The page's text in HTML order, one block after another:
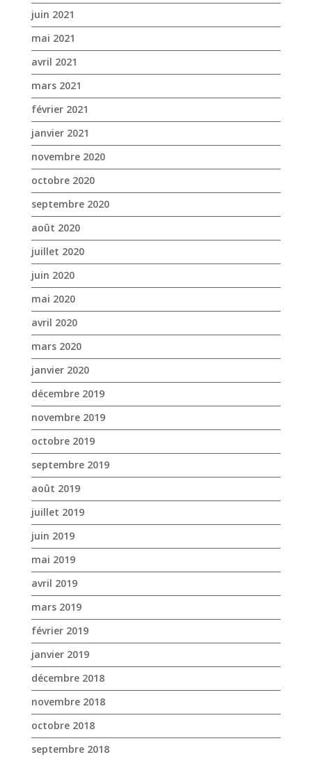
juin 2021
mai 2021
avril 2021
mars 2021
février 2021
janvier 2021
novembre 2020
octobre 2020
septembre 2020
août 2020
juillet 2020
juin 2020
mai 2020
avril 2020
mars 2020
janvier 2020
décembre 2019
novembre 2019
octobre 2019
septembre 2019
août 2019
juillet 2019
juin 2019
mai 2019
avril 2019
mars 2019
février 2019
janvier 2019
décembre 2018
novembre 2018
octobre 2018
septembre 2018